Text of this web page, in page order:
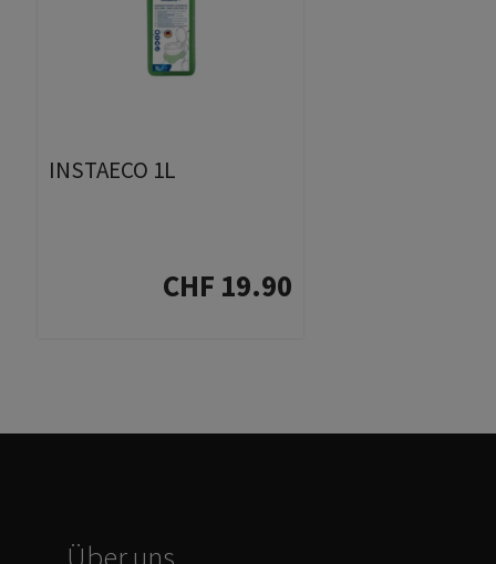
INSTAECO 1L
CHF 19.90
Über uns